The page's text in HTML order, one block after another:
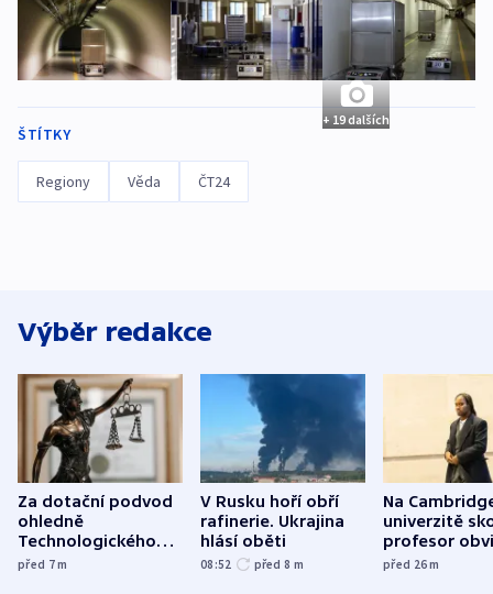
+ 19 dalších
ŠTÍTKY
Regiony Věda ČT24
Výběr redakce
Za dotační podvod
ohledně
Technologického
parku poslal soud
před 7m
V Rusku hoří obří
rafinerie. Ukrajina
hlásí oběti
08:52 před 8 m
Na
univerzitě
profesor
plagiátorství
před 26m